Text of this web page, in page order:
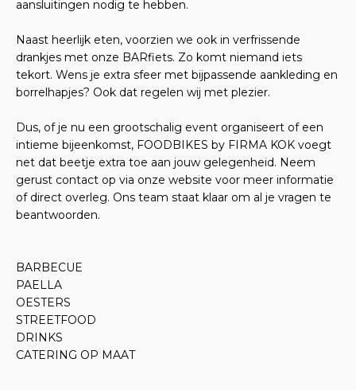
aansluitingen nodig te hebben.
Naast heerlijk eten, voorzien we ook in verfrissende
drankjes met onze BARfiets. Zo komt niemand iets
tekort. Wens je extra sfeer met bijpassende aankleding en
borrelhapjes? Ook dat regelen wij met plezier.
Dus, of je nu een grootschalig event organiseert of een
intieme bijeenkomst, FOODBIKES by FIRMA KOK voegt
net dat beetje extra toe aan jouw gelegenheid. Neem
gerust contact op via onze website voor meer informatie
of direct overleg. Ons team staat klaar om al je vragen te
beantwoorden.
BARBECUE
PAELLA
OESTERS
STREETFOOD
DRINKS
CATERING OP MAAT